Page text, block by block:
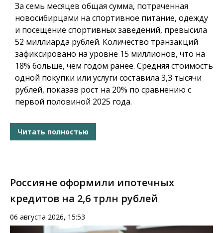
За семь месяцев общая сумма, потраченная
новосибирцами на спортивное питание, одежду
и посещение спортивных заведений, превысила
52 миллиарда рублей. Количество транзакций
зафиксировано на уровне 15 миллионов, что на
18% больше, чем годом ранее. Средняя стоимость
одной покупки или услуги составила 3,3 тысячи
рублей, показав рост на 20% по сравнению с
первой половиной 2025 года.
Читать полностью
Россияне оформили ипотечных
кредитов на 2,6 трлн рублей
06 августа 2026, 15:53